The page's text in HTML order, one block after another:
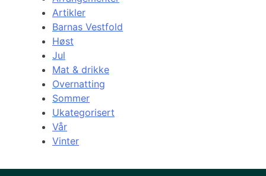
Artikler
Barnas Vestfold
Høst
Jul
Mat & drikke
Overnatting
Sommer
Ukategorisert
Vår
Vinter